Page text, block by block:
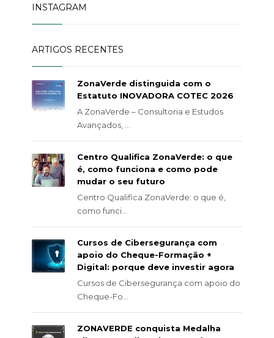
INSTAGRAM
ARTIGOS RECENTES
ZonaVerde distinguida com o
Estatuto INOVADORA COTEC 2026
A ZonaVerde – Consultoria e Estudos
Avançados, ...
Centro Qualifica ZonaVerde: o que
é, como funciona e como pode
mudar o seu futuro
Centro Qualifica ZonaVerde: o que é,
como funci...
Cursos de Cibersegurança com
apoio do Cheque-Formação +
Digital: porque deve investir agora
Cursos de Cibersegurança com apoio do
Cheque-Fo...
ZONAVERDE conquista Medalha